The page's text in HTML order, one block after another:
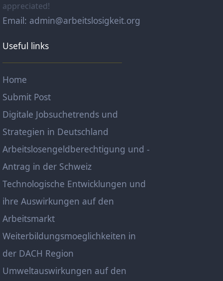
appreciated!
Email: admin@arbeitslosigkeit.org
Useful links
Home
Submit Post
Digitale Jobsuchetrends und
Strategien in Deutschland
Arbeitslosengeldberechtigung und -
Antrag in der Schweiz
Technologische Entwicklungen und
ihre Auswirkungen auf den
Arbeitsmarkt
Weiterbildungsmoeglichkeiten in
der DACH Region
Umweltauswirkungen auf den